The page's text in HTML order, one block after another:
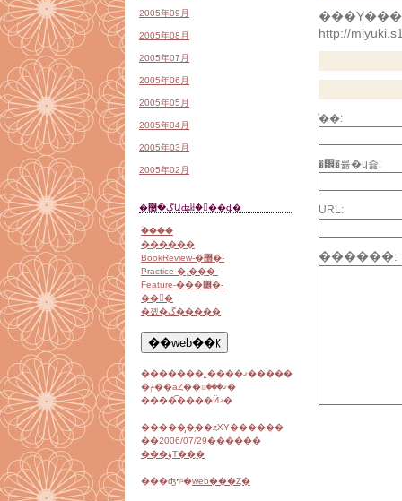
2005年09月
2005年08月
2005年07月
2005年06月
2005年05月
2005年04月
2005年03月
2005年02月
�ڱ�޴Աʥᥤ�󥵥��ȡ�
�ۡ���
������
BookReview-�޽�-
Practice-�¸���-
Feature-���߼�-
��󥯽�
�졦�ڱ�����
�������˾����ޤ�����
�ݥ��äȤ��ꤤ���ޤ�
�����͡���Ӥޤ�
������̡֥��ȥХΥ������
��2006/07/29������
���ؤΤ��ֻ�
���ʤߤˢ�web���Ȥ�
http://
̾��:
�᡼�륢�ɥ쥹:
URL:
������: